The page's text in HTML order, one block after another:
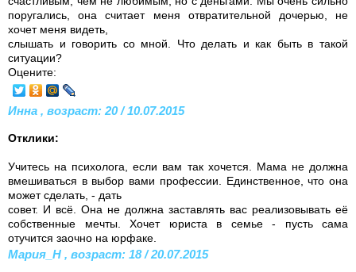
поругались, она считает меня отвратительной дочерью, не
хочет меня видеть,
слышать и говорить со мной. Что делать и как быть в такой
ситуации?
Оцените:
Инна , возраст: 20 / 10.07.2015
Отклики:
Учитесь на психолога, если вам так хочется. Мама не должна
вмешиваться в выбор вами профессии. Единственное, что она
может сделать, - дать
совет. И всё. Она не должна заставлять вас реализовывать её
собственные мечты. Хочет юриста в семье - пусть сама
отучится заочно на юрфаке.
Мария_Н , возраст: 18 / 20.07.2015